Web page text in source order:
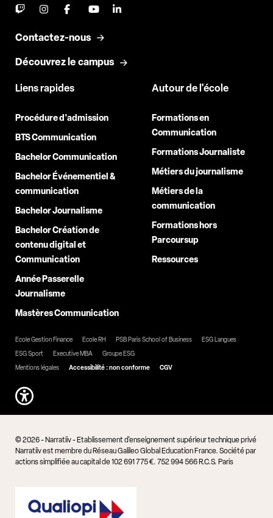
Contactez-nous
Découvrez le campus
Liens rapides
Procédure d'admission
BTS Communication
Bachelor Communication
Bachelor Événementiel &
communication
Bachelor Journalisme
Bachelor Création de
contenu digital et
Communication
Année Passerelle
Journalisme
Mastères Communication
Autour de l'école
Formations en
Communication
Formations Journaliste
Métiers du journalisme
Métiers de la
communication
Formations hors
Parcoursup
Ressources
Ecole Gestion Finance Ecole RH PSB Paris School of Business
ESG Langues
ESG Sport
Executive MBA
Groupe ESG
Mentions légales
Accessibilité : non conforme CGV
© 2026 - Narratiiv - Etablissement d'enseignement supérieur technique privé
Narratiiv est membre du Réseau Galileo Global Education France. Société par
actions simplifiée au capital de 102 691 775 €. 752 994 566 R.C.S. Paris